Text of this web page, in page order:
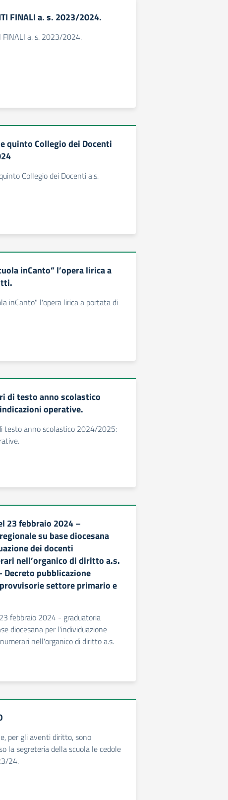
FINALI a. s. 2023/2024.
FINALI a. s. 2023/2024.
quinto Collegio dei Docenti
Collegio dei Docenti a.s.
inCanto” l’opera lirica a
inCanto" l'opera lirica a portata di
di testo anno scolastico
operative.
testo anno scolastico 2024/2025:
23 febbraio 2024 –
su base diocesana
dei docenti
nell’organico di diritto a.s.
pubblicazione
settore primario e
febbraio 2024 - graduatoria
diocesana per l'individuazione
nell'organico di diritto a.s.
per gli aventi diritto, sono
la segreteria della scuola le cedole
24.